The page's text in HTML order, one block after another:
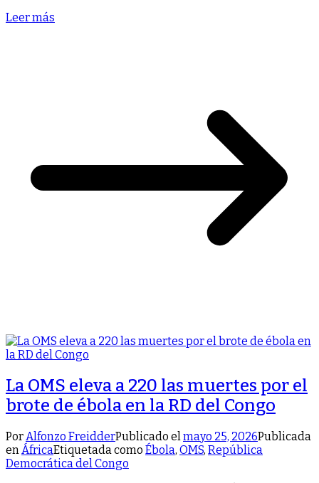
Leer más
La OMS eleva a 220 las muertes por el
brote de ébola en la RD del Congo
Por Alfonzo FreidderPublicado el mayo 25, 2026Publicada
en ÁfricaEtiquetada como Ébola, OMS, República
Democrática del Congo